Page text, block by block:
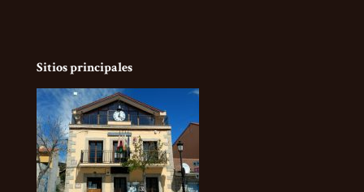
Sitios principales